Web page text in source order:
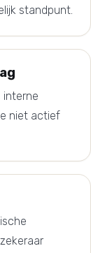
standpunt.
interne
niet actief